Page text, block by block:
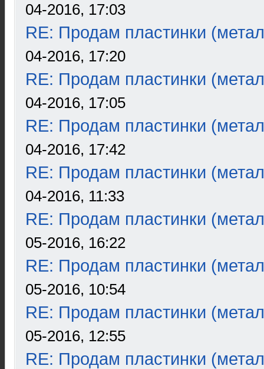
04-2016, 17:03
RE: Продам пластинки
04-2016, 17:20
RE: Продам пластинки
04-2016, 17:05
RE: Продам пластинки
04-2016, 17:42
RE: Продам пластинки
04-2016, 11:33
RE: Продам пластинки
05-2016, 16:22
RE: Продам пластинки
05-2016, 10:54
RE: Продам пластинки
05-2016, 12:55
RE: Продам пластинки